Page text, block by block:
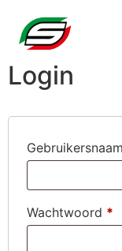
inhoud
Login
Wachtwoord *